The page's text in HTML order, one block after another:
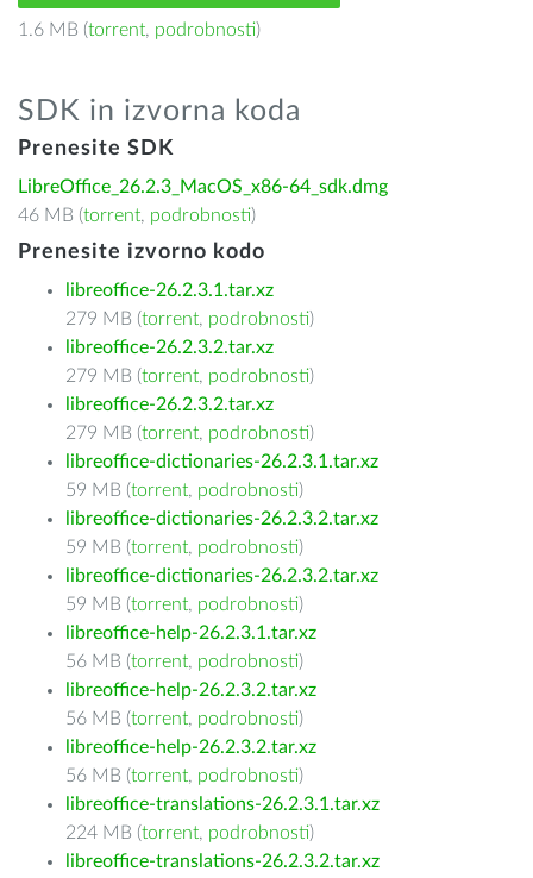
1.6 MB (torrent, podrobnosti)
SDK in izvorna koda
Prenesite SDK
LibreOffice_26.2.3_MacOS_x86-64_sdk.dmg
46 MB (torrent, podrobnosti)
Prenesite izvorno kodo
libreoffice-26.2.3.1.tar.xz
279 MB (torrent, podrobnosti)
libreoffice-26.2.3.2.tar.xz
279 MB (torrent, podrobnosti)
libreoffice-26.2.3.2.tar.xz
279 MB (torrent, podrobnosti)
libreoffice-dictionaries-26.2.3.1.tar.xz
59 MB (torrent, podrobnosti)
libreoffice-dictionaries-26.2.3.2.tar.xz
59 MB (torrent, podrobnosti)
libreoffice-dictionaries-26.2.3.2.tar.xz
59 MB (torrent, podrobnosti)
libreoffice-help-26.2.3.1.tar.xz
56 MB (torrent, podrobnosti)
libreoffice-help-26.2.3.2.tar.xz
56 MB (torrent, podrobnosti)
libreoffice-help-26.2.3.2.tar.xz
56 MB (torrent, podrobnosti)
libreoffice-translations-26.2.3.1.tar.xz
224 MB (torrent, podrobnosti)
libreoffice-translations-26.2.3.2.tar.xz